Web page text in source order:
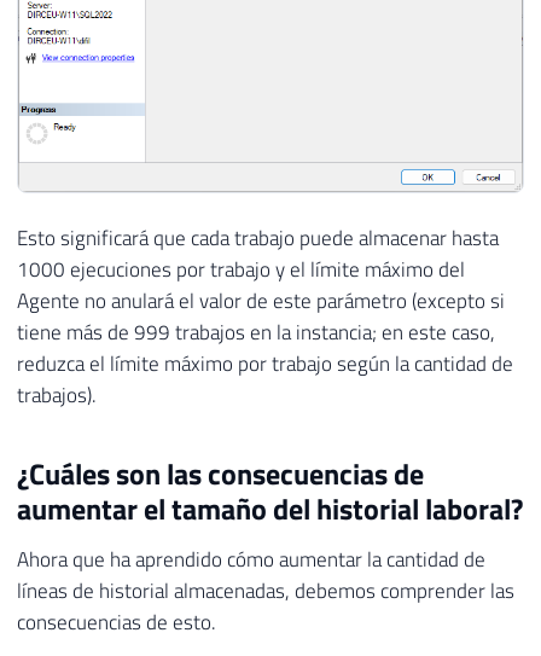
Esto significará que cada trabajo puede almacenar hasta
1000 ejecuciones por trabajo y el límite máximo del
Agente no anulará el valor de este parámetro (excepto si
tiene más de 999 trabajos en la instancia; en este caso,
reduzca el límite máximo por trabajo según la cantidad de
trabajos).
¿Cuáles son las consecuencias de
aumentar el tamaño del historial laboral?
Ahora que ha aprendido cómo aumentar la cantidad de
líneas de historial almacenadas, debemos comprender las
consecuencias de esto.